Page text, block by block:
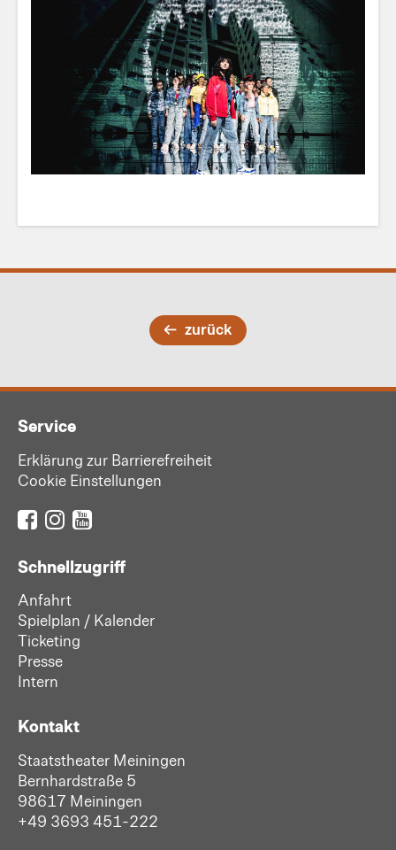
zurück
Service
Erklärung zur Barrierefreiheit
Cookie Einstellungen
Schnellzugriff
Anfahrt
Spielplan / Kalender
Ticketing
Presse
Intern
Kontakt
Staatstheater Meiningen
Bernhardstraße 5
98617 Meiningen
+49 3693 451-222